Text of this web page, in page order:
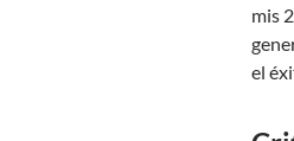
mis
el